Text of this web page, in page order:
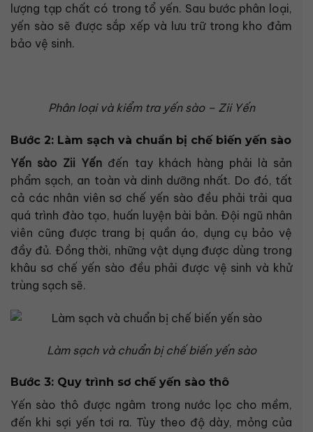
lượng tạp chất có trong tổ yến. Sau bước phân loại,
yến sào sẽ được sắp xếp và lưu trữ trong kho đảm
bảo vệ sinh.
Phân loại và kiểm tra yến sào – Zii Yến
Bước 2: Làm sạch và chuẩn bị chế biến yến sào
Yến sào Zii Yến đến tay khách hàng phải là sản
phẩm sạch, an toàn và dinh dưỡng nhất. Do đó, tất
cả các nhân viên sơ chế yến sào đều phải trải qua
quá trình đào tạo, huấn luyện bài bản. Đội ngũ nhân
viên cũng được trang bị quần áo, dụng cụ bảo vệ
đầy đủ. Đồng thời, những vật dụng được dùng trong
khâu sơ chế yến sào đều phải được vệ sinh và khử
trùng sạch sẽ.
Làm sạch và chuẩn bị chế biến yến sào
Bước 3: Quy trình sơ chế yến sào thô
Yến sào thô được ngâm trong nước lọc cho mềm,
đến khi sợi yến tơi ra. Tùy theo độ dày, mỏng của